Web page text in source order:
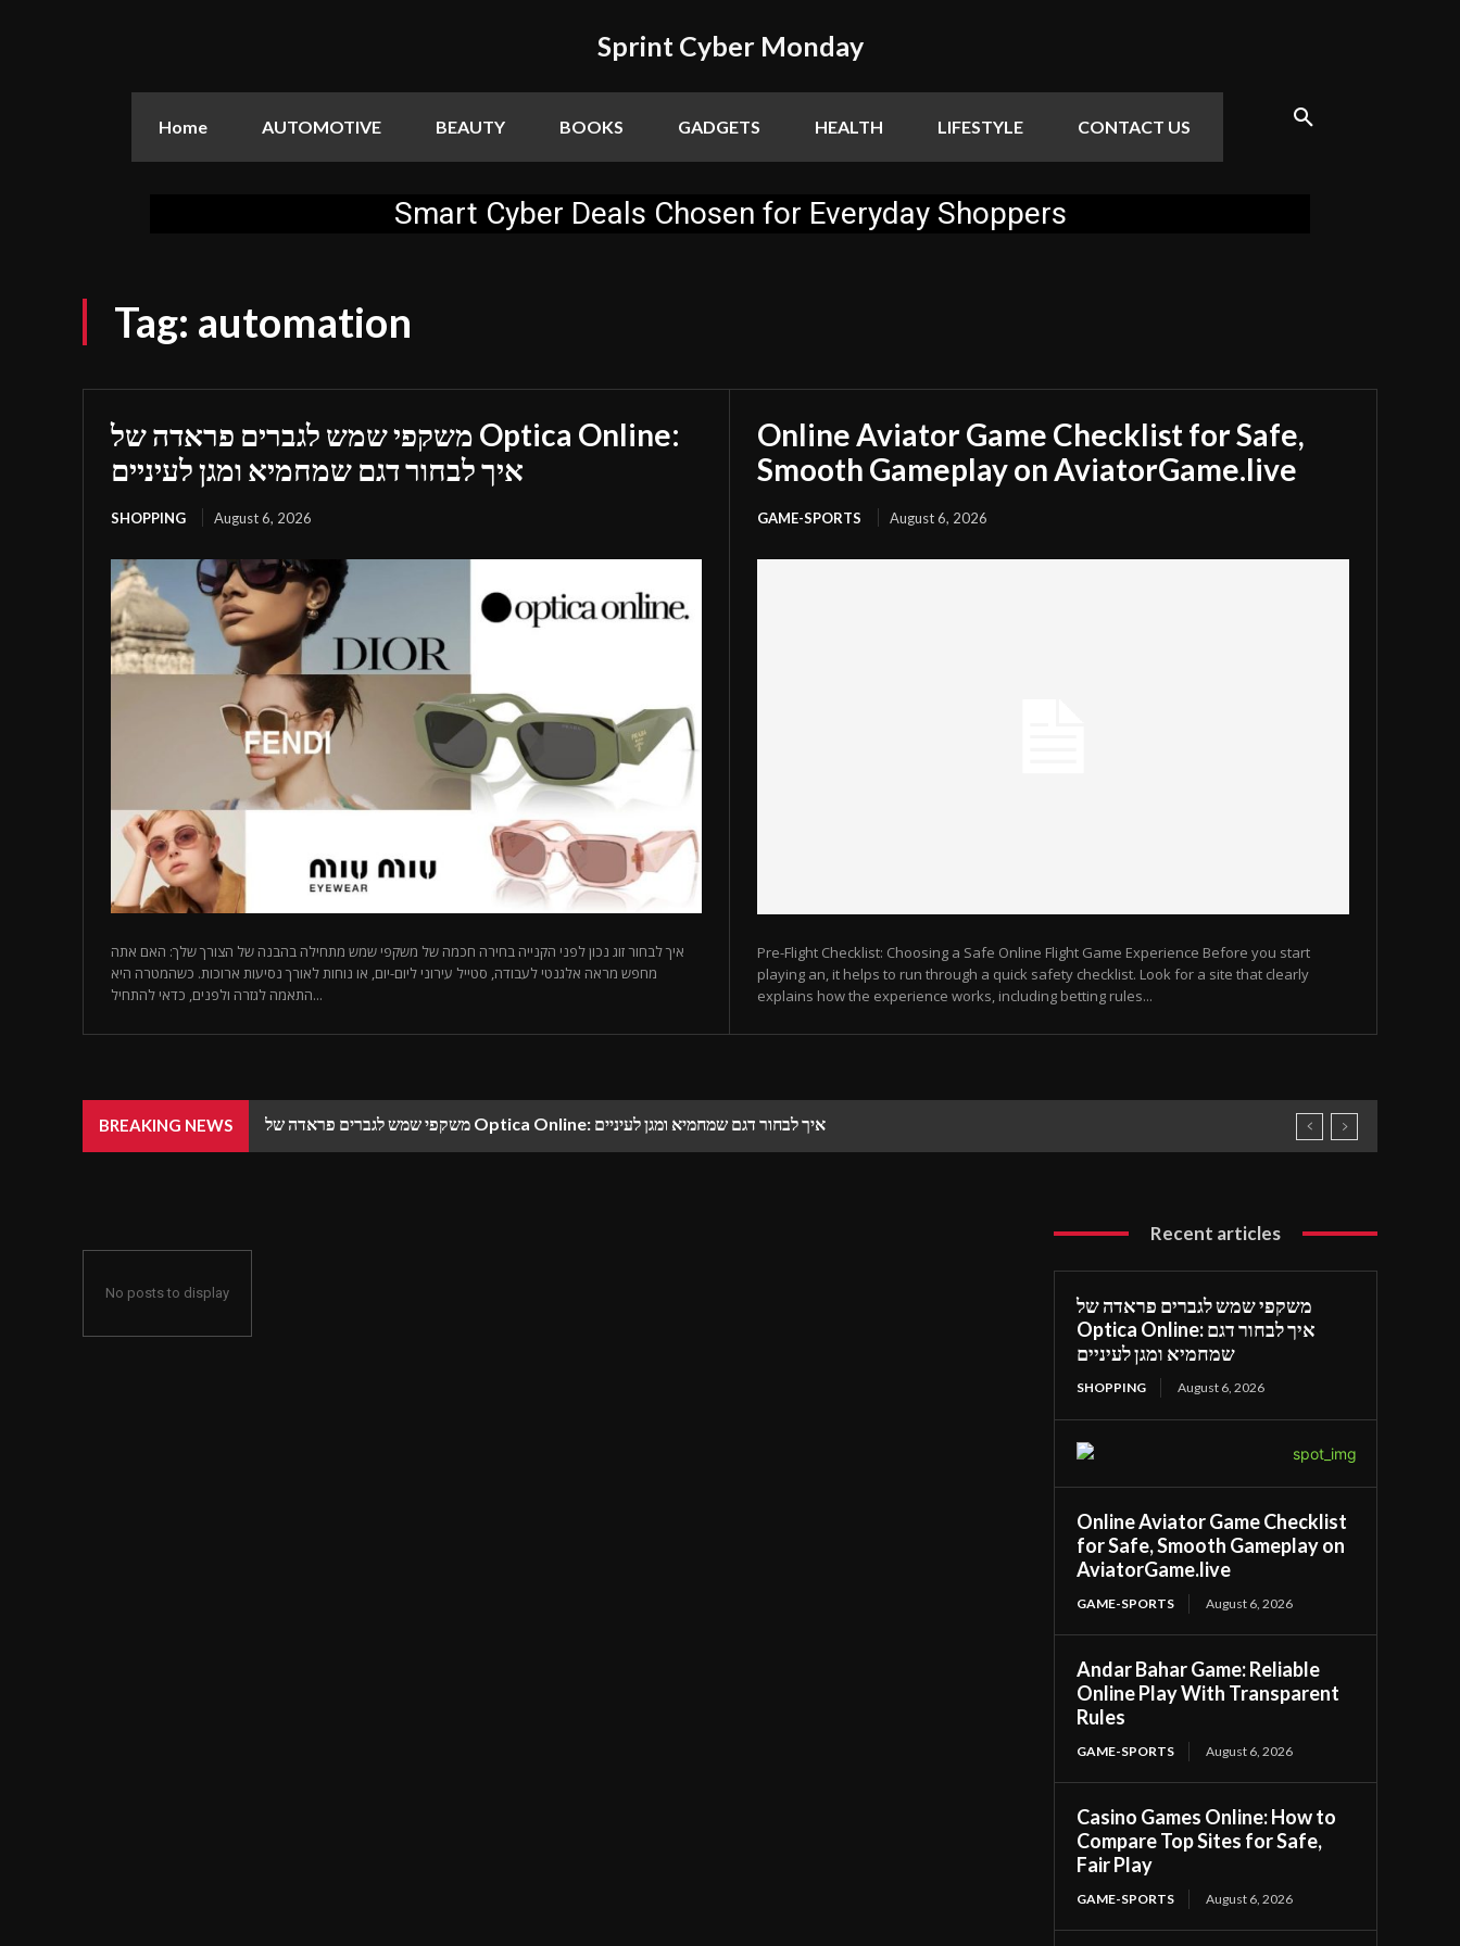
Sprint Cyber Monday
Home AUTOMOTIVE BEAUTY BOOKS GADGETS HEALTH LIFESTYLE CONTACT US
Smart Cyber Deals Chosen for Everyday Shoppers
Tag: automation
משקפי שמש לגברים פראדה של Optica Online:
איך לבחור דגם שמחמיא ומגן לעיניים
SHOPPING August 6, 2026
איך לבחור זוג נכון לפני הקנייה בחירה חכמה של משקפי שמש מתחילה בהבנה של הצורך שלך: האם אתה
מחפש מראה אלגנטי לעבודה, סטייל עירוני ליום-יום, או נוחות לאורך נסיעות ארוכות. כשהמטרה היא
התאמה לגזרה ולפנים, כדאי להתחיל...
Online Aviator Game Checklist for Safe,
Smooth Gameplay on AviatorGame.live
GAME-SPORTS August 6, 2026
Pre-Flight Checklist: Choosing a Safe Online Flight Game Experience Before you start
playing an, it helps to run through a quick safety checklist. Look for a site that clearly
explains how the experience works, including betting rules...
BREAKING NEWS משקפי שמש לגברים פראדה של Optica Online: איך לבחור דגם שמחמיא ומגן לעיניים
No posts to display
Recent articles
משקפי שמש לגברים פראדה של
Optica Online: איך לבחור דגם
שמחמיא ומגן לעיניים
SHOPPING August 6, 2026
Online Aviator Game Checklist
for Safe, Smooth Gameplay on
AviatorGame.live
GAME-SPORTS August 6, 2026
Andar Bahar Game: Reliable
Online Play With Transparent
Rules
GAME-SPORTS August 6, 2026
Casino Games Online: How to
Compare Top Sites for Safe,
Fair Play
GAME-SPORTS August 6, 2026